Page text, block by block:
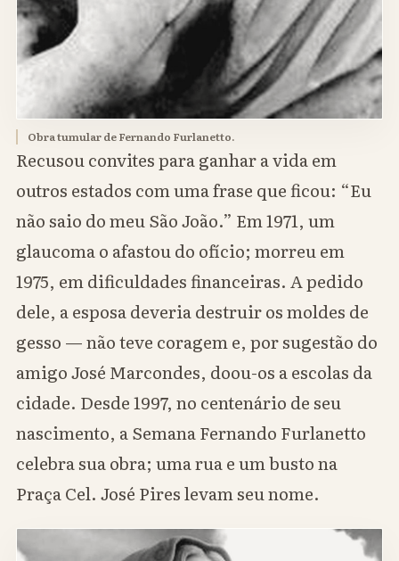
Obra tumular de Fernando Furlanetto.
Recusou convites para ganhar a vida em
outros estados com uma frase que ficou: “Eu
não saio do meu São João.” Em 1971, um
glaucoma o afastou do ofício; morreu em
1975, em dificuldades financeiras. A pedido
dele, a esposa deveria destruir os moldes de
gesso — não teve coragem e, por sugestão do
amigo José Marcondes, doou-os a escolas da
cidade. Desde 1997, no centenário de seu
nascimento, a Semana Fernando Furlanetto
celebra sua obra; uma rua e um busto na
Praça Cel. José Pires levam seu nome.